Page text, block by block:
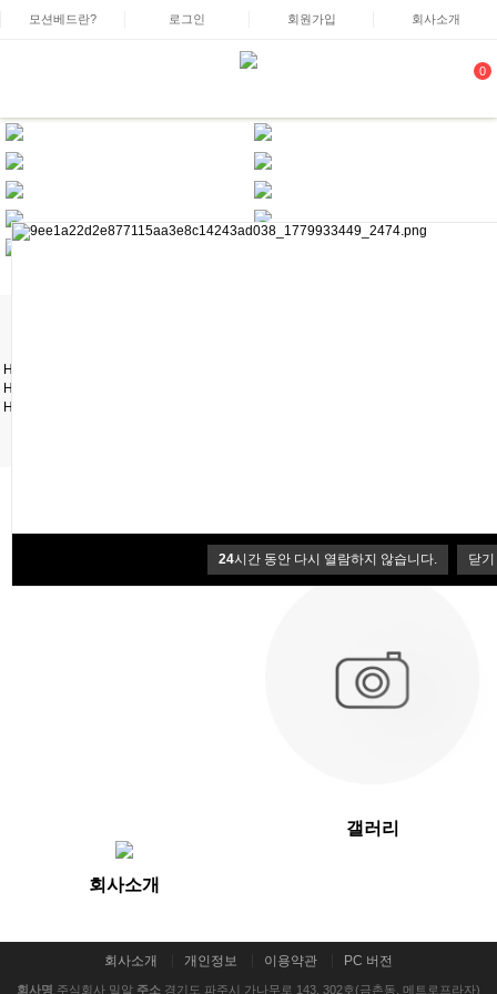
24시간 동안 다시 열람하지 않습니다. 닫기
모션베드란? 로그인 회원가입 회사소개
0
H
H
H
Q&A
갤러리
회사소개
회사소개 개인정보 이용약관 PC 버전
회사명 주식회사 밀알 주소 경기도 파주시 가나무로 143, 302호(금촌동, 메트로프라자)